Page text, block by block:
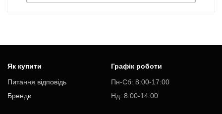
Як купити
Питання відповідь
Бренди
Графік роботи
Пн-Cб: 8:00-17:00
Нд: 8:00-14:00